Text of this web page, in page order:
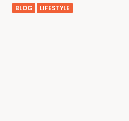
BLOG LIFESTYLE